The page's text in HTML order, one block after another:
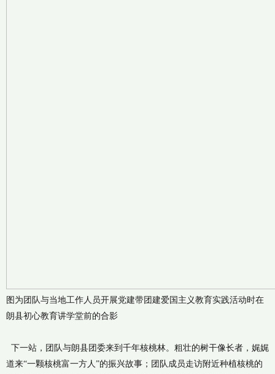
图为团队与当地工作人员开展党建带团建爱国主义教育实践活动时在
朗县初心教育讲学堂前的合影
下一站，团队与朗县团委来到千年核桃林。粗壮的树干像长者，娓娓
道来“一颗核桃富一方人”的振兴故事；团队成员走访附近种植核桃的